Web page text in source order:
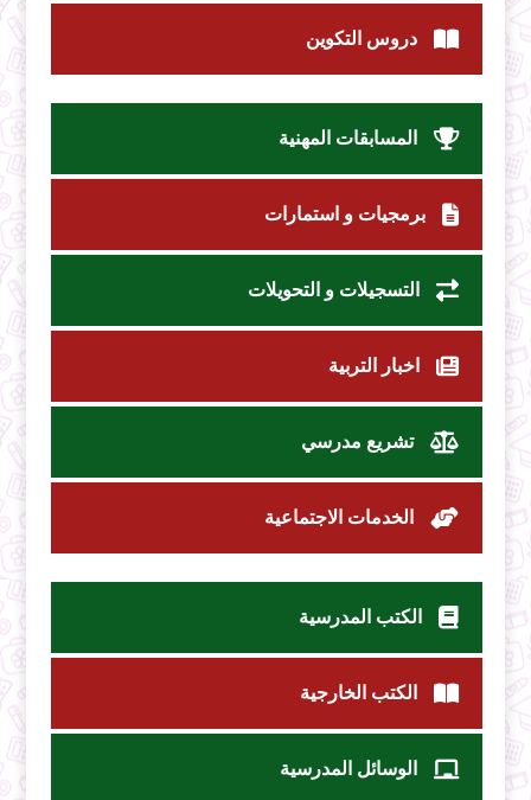
دروس التكوين
المسابقات المهنية
برمجيات و استمارات
التسجيلات و التحويلات
اخبار التربية
تشريع مدرسي
الخدمات الاجتماعية
الكتب المدرسية
الكتب الخارجية
الوسائل المدرسية